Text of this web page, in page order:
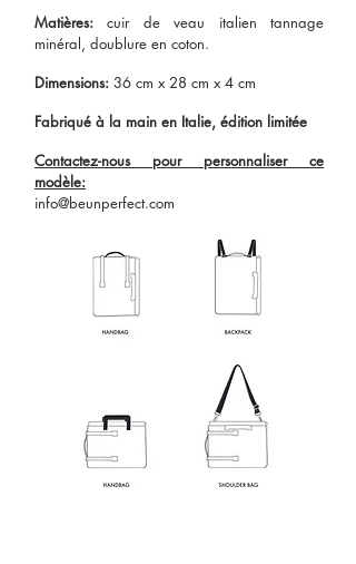
Matières: cuir de veau italien tannage
minéral, doublure en coton.
Dimensions: 36 cm x 28 cm x 4 cm
Fabriqué à la main en Italie, édition limitée
Contactez-nous pour personnaliser ce
modèle:
info@beunperfect.com